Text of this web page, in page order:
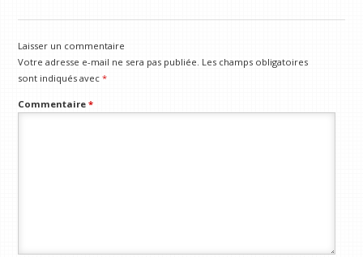
Laisser un commentaire
Votre adresse e-mail ne sera pas publiée. Les champs obligatoires
sont indiqués avec*
Commentaire*